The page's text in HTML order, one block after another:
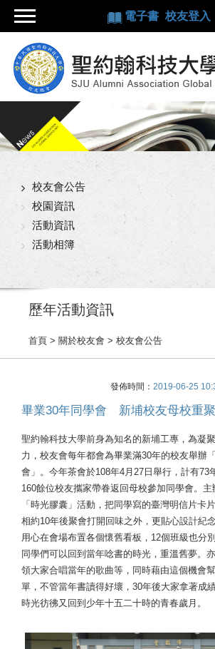
電子書 校友登入
校友會公告
校園資訊
活動資訊
活動相簿
歷年活動資訊
首頁 > 關於校友會 > 校友會公告
發佈時間： 2019-06-25
畢業30年同學會 新埔校友母校重
聖約翰科技大學前身為知名的新埔工專，為凝
力，校友會每年都會為畢業滿30年的校友舉辦
會」。今年茶會於108年4月27日舉行，計有73
160餘位校友攜家帶眷返回母校參加同學會。
「時光膠囊」活動，把同學寫的臺灣明信片卡
相約10年後聚會打開回味之外，更貼心設計紀
用心在會場布置各個懷舊看板，12個班級也分
同學們可以回到當年唸書的時光，重溫舊夢。
領大家合唱當年的歌曲等，同時藉由這個機會
單，不管當年書讀得好壞，30年後大家拿著成
時光彷彿又回到少年十五二十時的青春歲月。